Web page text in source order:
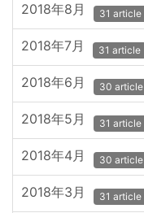
2018年8月 31 article
2018年7月 31 article
2018年6月 30 article
2018年5月 31 article
2018年4月 30 article
2018年3月 31 article